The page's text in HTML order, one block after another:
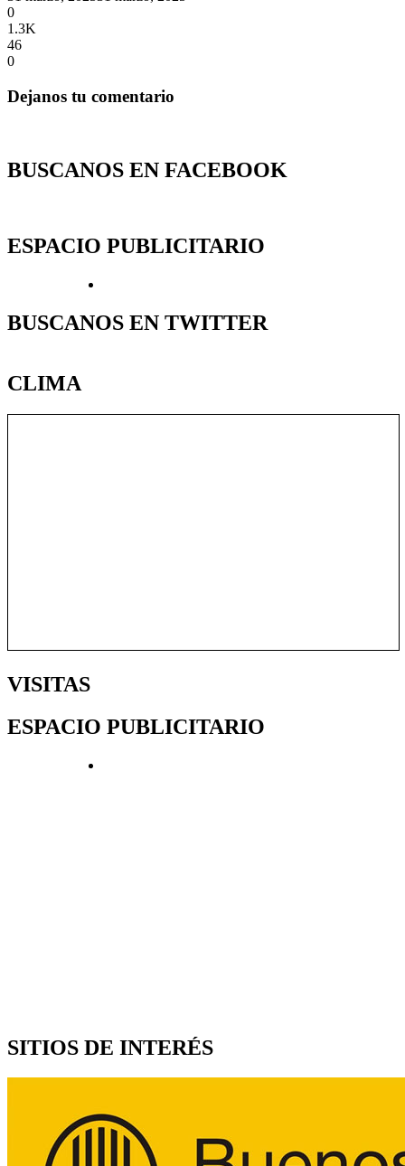
0
1.3K
46
0
Dejanos tu comentario
BUSCANOS EN FACEBOOK
ESPACIO PUBLICITARIO
BUSCANOS EN TWITTER
CLIMA
VISITAS
ESPACIO PUBLICITARIO
SITIOS DE INTERÉS